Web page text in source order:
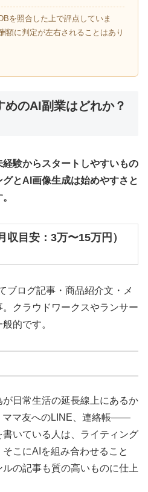
を照合した上で評点していま
額に判定が左右されることはあり
めのAI副業はどれか？
験からスタートしやすいもの
とAI画像生成は始めやすさと
収目安：3万〜15万円）
ブログ記事・商品紹介文・メ
クラウドワークスやランサー
的です。
が日常生活の延長線上にあるか
ママ友へのLINE、連絡帳——
いている人は、ライティング
こにAIを組み合わせること
の記事も質の高いものに仕上